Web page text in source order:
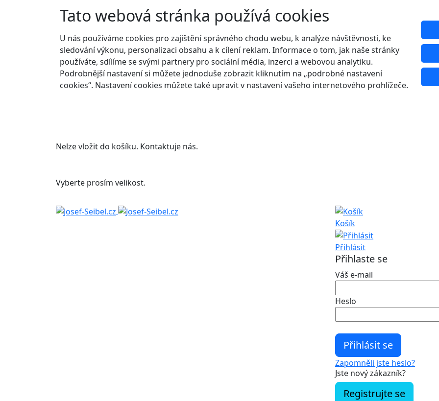
Tato webová stránka používá cookies
U nás používáme cookies pro zajištění správného chodu webu, k analýze návštěvnosti, ke
sledování výkonu, personalizaci obsahu a k cílení reklam. Informace o tom, jak naše stránky
používáte, sdílíme se svými partnery pro sociální média, inzerci a webovou analytiku.
Podrobnější nastavení si můžete jednoduše zobrazit kliknutím na „podrobné nastavení
cookies“. Nastavení cookies můžete také upravit v nastavení vašeho internetového prohlížeče.
Nelze vložit do košíku. Kontaktuje nás.
Vyberte prosím velikost.
Košík
Přihlásit
Přihlaste se
Váš e-mail
Heslo
Zapomněli jste heslo?
Jste nový zákazník?
Registrujte se